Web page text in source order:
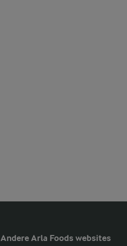
Andere Arla Foods websites